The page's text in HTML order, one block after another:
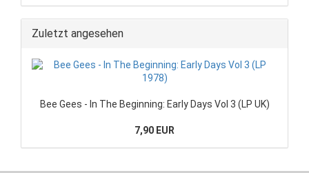
Zuletzt angesehen
Bee Gees - In The Beginning: Early Days Vol 3 (LP UK)
7,90 EUR